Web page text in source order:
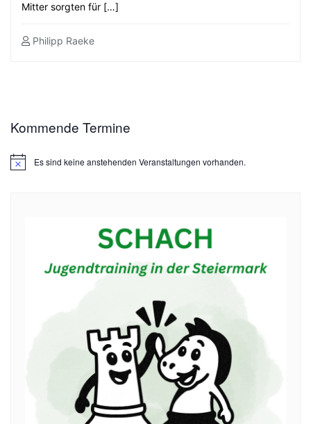
Mitter sorgten für […]
Philipp Raeke
Kommende Termine
HinweisEs sind keine anstehenden Veranstaltungen vorhanden.